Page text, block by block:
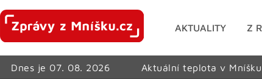
AKTUALITY Z
Dnes je 07. 08. 2026 Aktuální teplota v Mníšku